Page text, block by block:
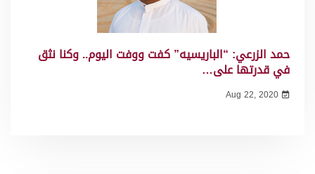
حمد الزرعي: “الباريسيه” كفت ووفت اليوم.. وكنا نثق
في قدرتها على…
Aug 22, 2020